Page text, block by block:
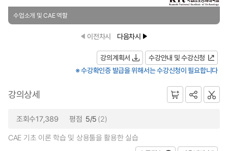
수업소개 및 CAE 역할
이전차시 다음차시
강의계획서
수강안내 및 수강신청
※ 수강확인증 발급을 위해서는 수강신청이 필요합니다
강의상세
조회수17,389 평점 5/5 (2)
CAE 기초 이론 학습 및 상용툴을 활용한 실습